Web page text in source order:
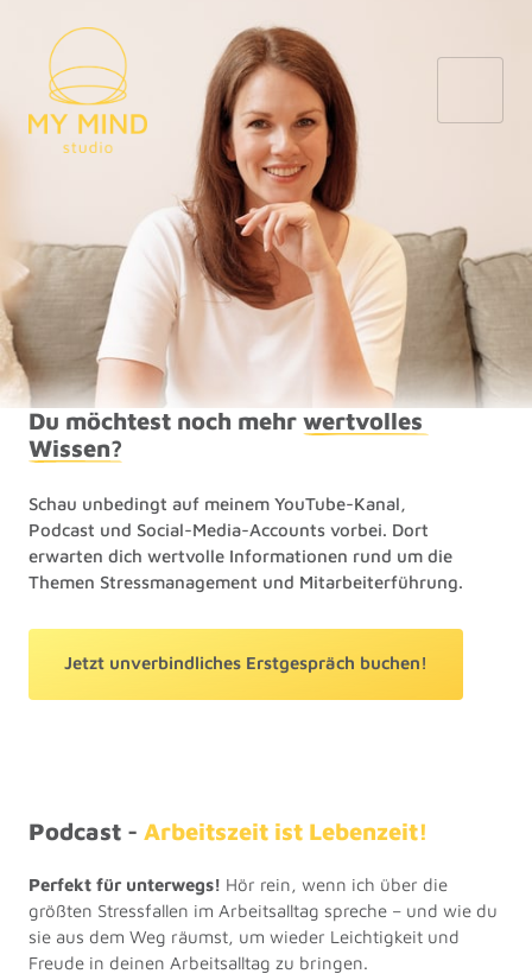
Du möchtest noch mehr
Wissen?
Schau unbedingt auf meinem YouTube-Kanal,
Podcast und Social-Media-Accounts vorbei. Dort
erwarten dich wertvolle Informationen rund um die
Themen Stressmanagement und Mitarbeiterführung.
Jetzt unverbindliches Erstgespräch buchen!
Podcast - Arbeitszeit ist Lebenzeit!
Perfekt für unterwegs! Hör rein, wenn ich über die
größten Stressfallen im Arbeitsalltag spreche – und wie du
sie aus dem Weg räumst, um wieder Leichtigkeit und
Freude in deinen Arbeitsalltag zu bringen.